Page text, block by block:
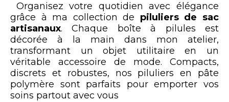
Organisez votre quotidien avec élégance
grâce à ma collection de piluliers de sac
artisanaux. Chaque boîte à pilules est
décorée à la main dans mon atelier,
transformant un objet utilitaire en un
véritable accessoire de mode. Compacts,
discrets et robustes, nos piluliers en pâte
polymère sont parfaits pour emporter vos
soins partout avec vous